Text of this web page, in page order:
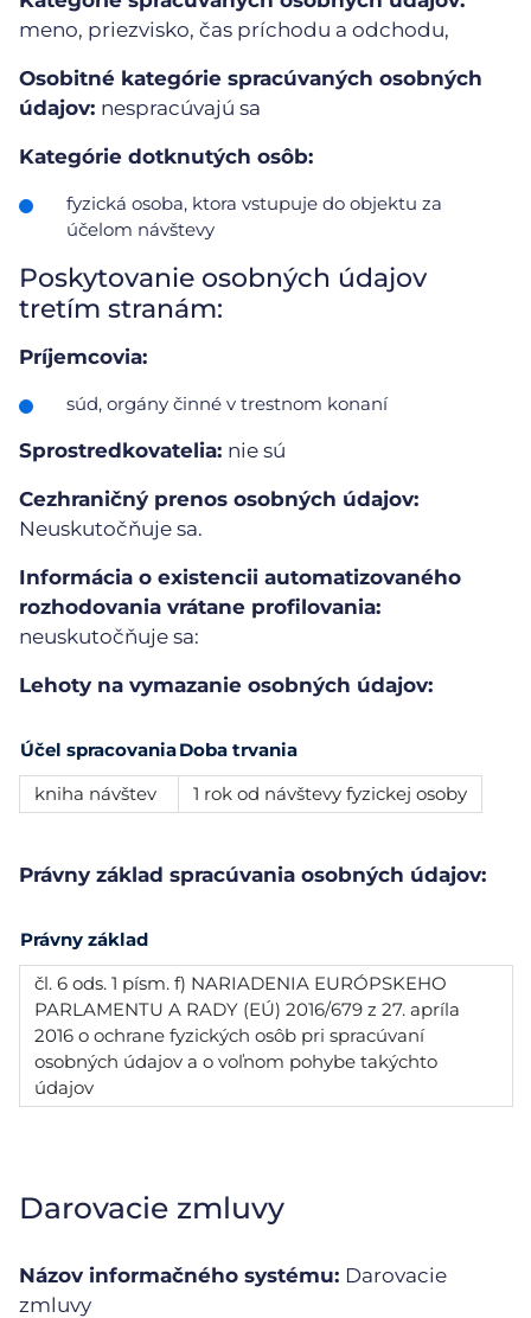
meno, priezvisko, čas príchodu a odchodu,
Osobitné kategórie spracúvaných osobných
údajov: nespracúvajú sa
Kategórie dotknutých osôb:
fyzická osoba, ktora vstupuje do objektu za
účelom návštevy
Poskytovanie osobných údajov
tretím stranám:
Príjemcovia:
súd, orgány činné v trestnom konaní
Sprostredkovatelia: nie sú
Cezhraničný prenos osobných údajov:
Neuskutočňuje sa.
Informácia o existencii automatizovaného
rozhodovania vrátane profilovania:
neuskutočňuje sa:
Lehoty na vymazanie osobných údajov:
Účel spracovaniaDoba trvania
kniha návštev
1 rok od návštevy fyzickej osoby
Právny základ spracúvania osobných údajov:
Právny základ
čl. 6 ods. 1 písm. f) NARIADENIA EURÓPSKEHO
PARLAMENTU A RADY (EÚ) 2016/679 z 27. apríla
2016 o ochrane fyzických osôb pri spracúvaní
osobných údajov a o voľnom pohybe takýchto
údajov
Darovacie zmluvy
Názov informačného systému: Darovacie
zmluvy